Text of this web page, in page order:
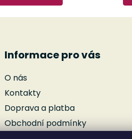
Informace pro vás
O nás
Kontakty
Doprava a platba
Obchodní podmínky